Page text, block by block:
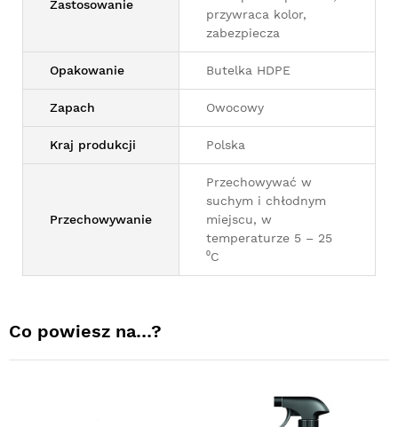
Zastosowanie
przywraca kolor,
zabezpiecza
Opakowanie Butelka HDPE
Zapach Owocowy
Kraj produkcji Polska
Przechowywanie
Przechowywać w
suchym i chłodnym
miejscu, w
temperaturze 5 – 25
⁰C
Co powiesz na…?